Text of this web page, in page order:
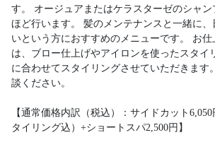
す。 オージュアまたはケラスターゼのシャ
ほど行います。 髪のメンテナンスと一緒に
いという方におすすめのメニューです。 お
は、ブロー仕上げやアイロンを使ったスタイ
に合わせてスタイリングさせていただきます
談ください。
【通常価格内訳（税込）：サイドカット
タイリング込）+ショートスパ2,500円】